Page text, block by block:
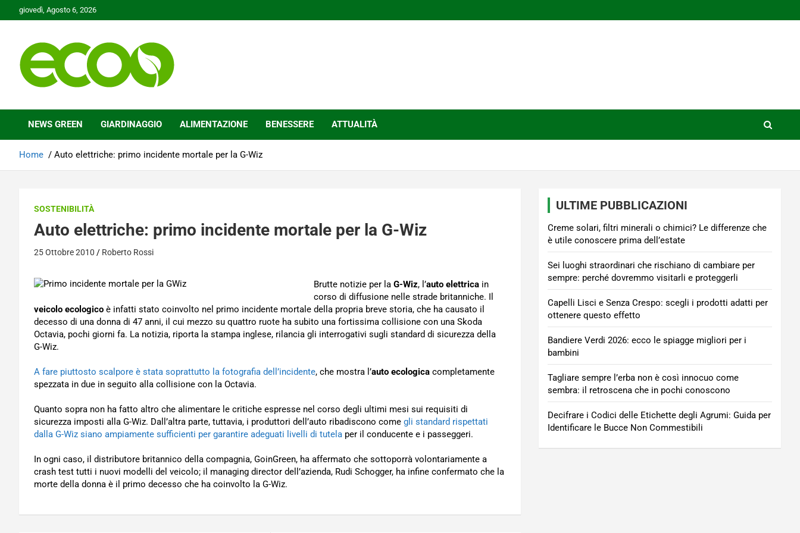
to
giovedì, Agosto 6, 2026
Ecoo.it
NEWS GREEN GIARDINAGGIO ALIMENTAZIONE BENESSERE ATTUALITÀ
Home Auto elettriche: primo incidente mortale per la G-Wiz
SOSTENIBILITÀ
Auto elettriche: primo incidente mortale per la G-Wiz
25 Ottobre 2010 Roberto Rossi
Brutte notizie per la G-Wiz, l’auto elettrica in
corso di diffusione nelle strade britanniche. Il
veicolo ecologico è infatti stato coinvolto nel primo incidente mortale della propria breve storia, che ha causato il
decesso di una donna di 47 anni, il cui mezzo su quattro ruote ha subito una fortissima collisione con una Skoda
Octavia, pochi giorni fa. La notizia, riporta la stampa inglese, rilancia gli interrogativi sugli standard di sicurezza della
G-Wiz.
A fare piuttosto scalpore è stata soprattutto la fotografia dell’incidente, che mostra l’auto ecologica completamente
spezzata in due in seguito alla collisione con la Octavia.
Quanto sopra non ha fatto altro che alimentare le critiche espresse nel corso degli ultimi mesi sui requisiti di
sicurezza imposti alla G-Wiz. Dall’altra parte, tuttavia, i produttori dell’auto ribadiscono come gli standard rispettati
dalla G-Wiz siano ampiamente sufficienti per garantire adeguati livelli di tutela per il conducente e i passeggeri.
In ogni caso, il distributore britannico della compagnia, GoinGreen, ha affermato che sottoporrà volontariamente a
crash test tutti i nuovi modelli del veicolo; il managing director dell’azienda, Rudi Schogger, ha infine confermato che la
morte della donna è il primo decesso che ha coinvolto la G-Wiz.
ULTIME PUBBLICAZIONI
Creme solari, filtri minerali o chimici? Le differenze che
è utile conoscere prima dell’estate
Sei luoghi straordinari che rischiano di cambiare per
sempre: perché dovremmo visitarli e proteggerli
Capelli Lisci e Senza Crespo: scegli i prodotti adatti per
ottenere questo effetto
Bandiere Verdi 2026: ecco le spiagge migliori per i
bambini
Tagliare sempre l’erba non è così innocuo come
sembra: il retroscena che in pochi conoscono
Decifrare i Codici delle Etichette degli Agrumi: Guida per
Identificare le Bucce Non Commestibili